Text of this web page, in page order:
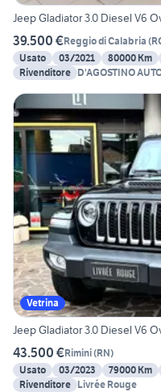
Jeep Gladiator 3.0 Diesel V6
39.500 €Reggio di Calabria (
Usato
03/2021 80000 Km
Rivenditore D'AGOSTINO
Vetrina
Jeep Gladiator 3.0 Diesel V6
43.500 €Rimini(RN)
Usato
03/2023 79000 Km
Rivenditore Livrée Rouge